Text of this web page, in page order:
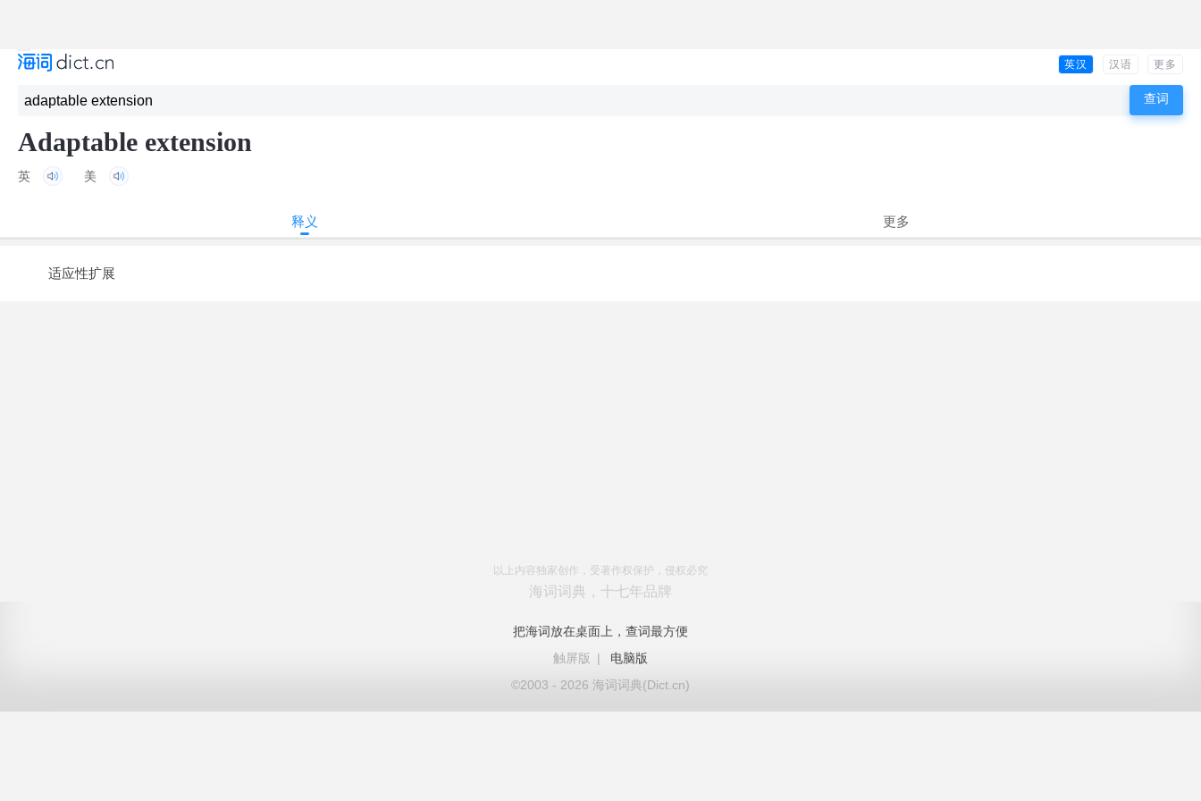
英汉 汉语 更多
Adaptable extension
英 美
释义 更多
适应性扩展
以上内容独家创作，受著作权保护，侵权必究
海词词典，十七年品牌
把海词放在桌面上，查词最方便
触屏版
|
电脑版
©2003 - 2026 海词词典(Dict.cn)